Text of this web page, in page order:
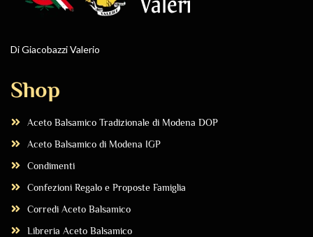
Di Giacobazzi Valerio
Shop
Aceto Balsamico Tradizionale di Modena DOP
Aceto Balsamico di Modena IGP
Condimenti
Confezioni Regalo e Proposte Famiglia
Corredi Aceto Balsamico
Libreria Aceto Balsamico